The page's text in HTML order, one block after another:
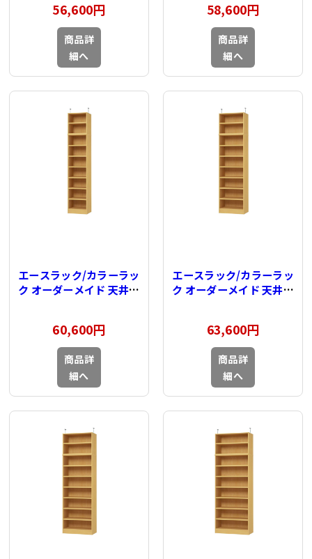
24cm（タフタイプ）
56,600円
商品詳
細へ
29cm（タフタイプ）
58,600円
商品詳
細へ
エースラック/カラーラッ
ク オーダーメイド 天井突
44cm（タフタイプ）
60,600円
商品詳
細へ
エースラック/カラーラッ
ク オーダーメイド 天井突
59cm（タフタイプ）
63,600円
商品詳
細へ